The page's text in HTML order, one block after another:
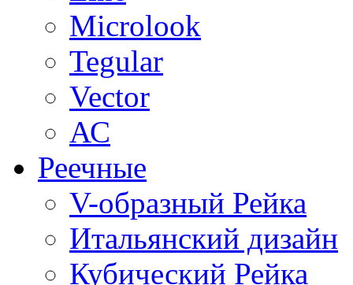
Microlook
Tegular
Vector
АС
Реечные
V-образный Рейка
Итальянский дизайн
Кубический Рейка